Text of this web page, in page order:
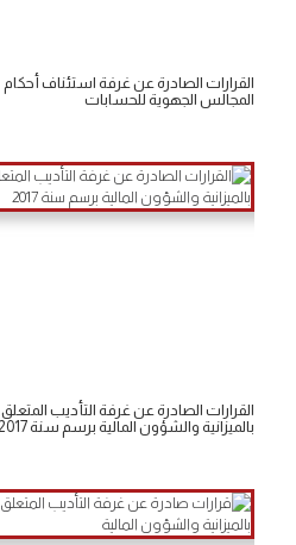
القرارات الصادرة عن غرفة استئناف أحكام
المجالس الجهوية للحسابات
القرارات الصادرة عن غرفة التأديب المتعلق
بالميزانية والشؤون المالية برسم سنة 2017